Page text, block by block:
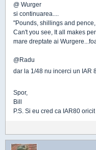
@ Wurger
si continuarea....
"Pounds, shillings and pence,
Can't you see, It all makes
mare dreptate ai
@Radu
dar la 1/48 nu incerci un IAR
Spor,
Bill
P.S. Si eu cred ca IAR80